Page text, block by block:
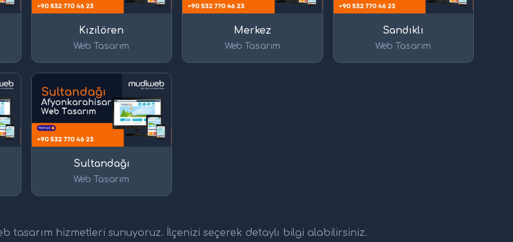
Kızılören
Web Tasarım
Merkez
Web Tasarım
Sandıklı
Web Tasarım
Sultandağı
Web Tasarım
tasarım hizmetleri sunuyoruz. İlçenizi seçerek detaylı bilgi alabilirsiniz.